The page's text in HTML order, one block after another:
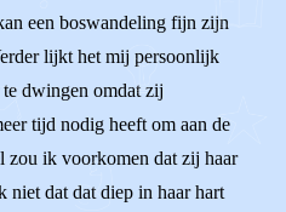
een boswandeling fijn zijn
lijkt het mij persoonlijk
dwingen omdat zij
tijd nodig heeft om aan de
zou ik voorkomen dat zij haar
niet dat dat diep in haar hart